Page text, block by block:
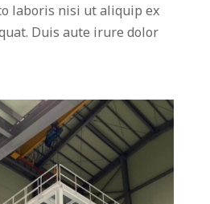
laboris nisi ut aliquip ex
Duis aute irure dolor